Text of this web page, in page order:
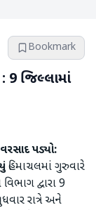
Bookmark
9 જિલ્લામાં
પડ્યો:
હિમાચલમાં ગુરુવારે
દ્વારા 9
રાત્રે અને